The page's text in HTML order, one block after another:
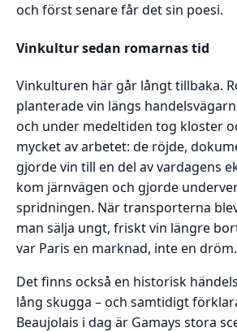
och först senare får det sin poesi.
Vinkultur sedan romarnas tid
Vinkulturen här går långt tillbaka.
planterade vin längs
och under medeltiden tog kloster
mycket av arbetet: de röjde,
gjorde vin till en del av vardagens
kom järnvägen och gjorde
spridningen. När transporterna
man sälja ungt, friskt vin längre
var Paris en marknad, inte en dröm.
Det finns också en historisk
lång skugga – och samtidigt
Beaujolais i dag är Gamays stora